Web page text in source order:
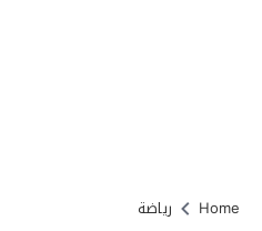
Home رياضة